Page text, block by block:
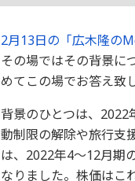
2月13日の「広木隆の
その場ではその背景に
めてこの場でお答え致
背景のひとつは、
動制限の解除や旅行支
は、2022年4～12月期
なりました。株価はこ